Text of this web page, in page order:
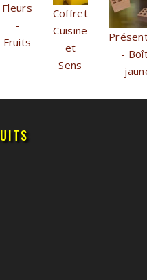
Fleurs
-
Fruits
Coffret
Cuisine
et
Sens
-